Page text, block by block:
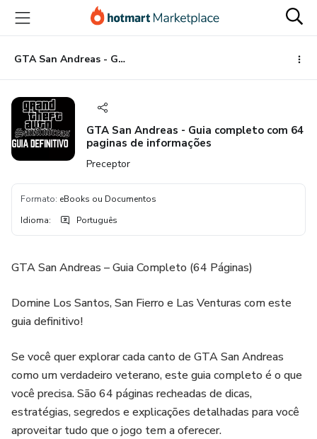
para
conteúdo
principal
para
pagamento
para
rodapé
GTA San Andreas - Guia completo com 64 paginas de informações
GTA San Andreas - Guia completo com 64
paginas de informações
Preceptor
Formato: eBooks ou Documentos
Idioma: Português
GTA San Andreas – Guia Completo (64 Páginas)
Domine Los Santos, San Fierro e Las Venturas com este
guia definitivo!
Se você quer explorar cada canto de GTA San Andreas
como um verdadeiro veterano, este guia completo é o que
você precisa. São 64 páginas recheadas de dicas,
estratégias, segredos e explicações detalhadas para você
aproveitar tudo que o jogo tem a oferecer.